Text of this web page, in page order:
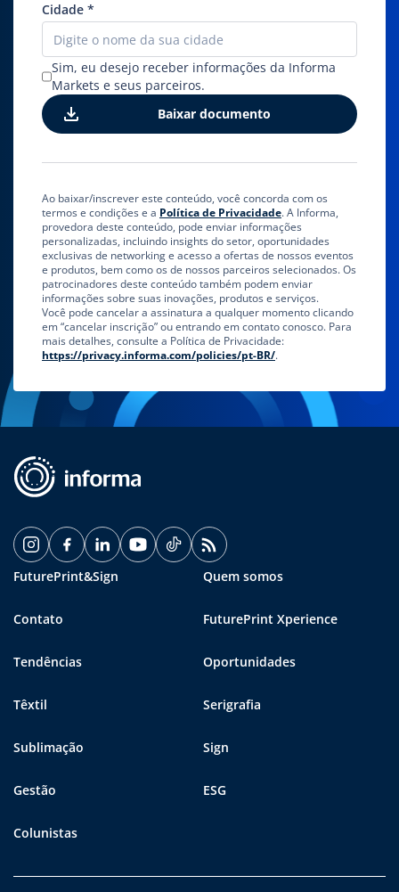
Cidade *
Sim, eu desejo receber informações da Informa
Markets e seus parceiros.
Ao baixar/inscrever este conteúdo, você concorda com os
termos e condições e a Política de Privacidade. A Informa,
provedora deste conteúdo, pode enviar informações
personalizadas, incluindo insights do setor, oportunidades
exclusivas de networking e acesso a ofertas de nossos eventos
e produtos, bem como os de nossos parceiros selecionados. Os
patrocinadores deste conteúdo também podem enviar
informações sobre suas inovações, produtos e serviços.
Você pode cancelar a assinatura a qualquer momento clicando
em “cancelar inscrição” ou entrando em contato conosco. Para
mais detalhes, consulte a Política de Privacidade:
https://privacy.informa.com/policies/pt-BR/.
FuturePrint&Sign Quem somos
Contato FuturePrint Xperience
Tendências Oportunidades
Têxtil Serigrafia
Sublimação Sign
Gestão ESG
Colunistas